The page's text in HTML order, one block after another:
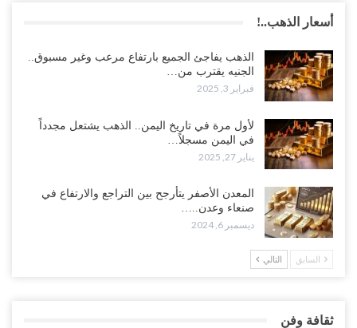
أسعار الذهب..!
الذهب يفاجئ الجميع بارتفاع مرعب وغير مسبوق..
الجنيه يقترب من…
فبراير 3, 2025
لأول مرة في تاريخ اليمن.. الذهب يشتعل مجدداً
في اليمن مسجلاً…
يناير 27, 2025
المعدن الأصفر يتأرجح بين التراجع والارتفاع في
صنعاء وعدن..…
ديسمبر 6, 2024
السابق التالي
ثقافة وفن